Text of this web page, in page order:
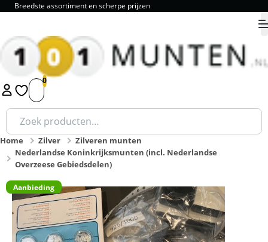
Breedste assortiment en scherpe prijzen
1 2 3 4 5 9.8
Zoeken
naar:
Home Zilver
Zilveren munten
Nederlandse Koninkrijksmunten (incl. Nederlandse
Overzeese Gebiedsdelen)
Aanbieding